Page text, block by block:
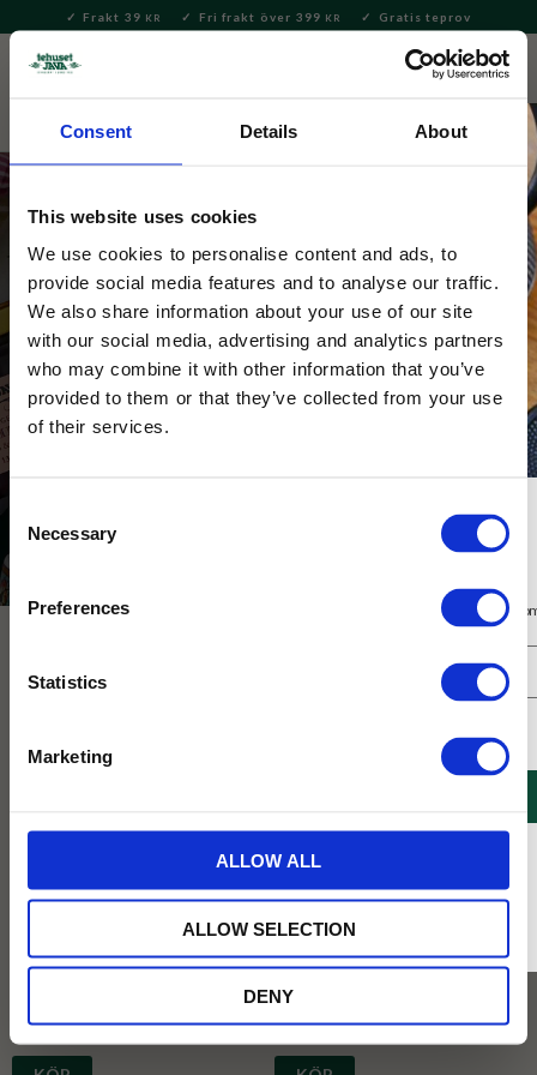
Consent Details About
This website uses cookies
We use cookies to personalise content and ads, to
provide social media features and to analyse our traffic.
We also share information about your use of our site
with our social media, advertising and analytics partners
who may combine it with other information that you’ve
provided to them or that they’ve collected from your use
of their services.
Selection
Necessary
Preferences
Statistics
Marketing
ALLOW ALL
ALLOW SELECTION
DENY
Meny
Frakt 39 KR Fri frakt över 399 KR Gratis teprov
Archivist
Love Matches
125 st tändstickor, 10cm, med röda
med motiv på ett rött hjärta och texten
Birthday Matches
125 st tändstickor, 10cm, med gröna
med motiv på en tårta full av tända ljus
139
Få 10% rabatt på ditt första köp på nätet och ta del av erbjudanden året
* Rabatten gäller endast online på Tehusetjava.se. Rabatten fungerar endast på